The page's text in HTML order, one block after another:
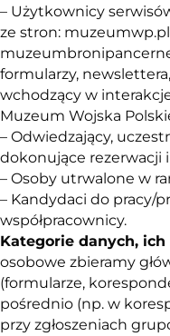
– Użytkownicy
ze stron:
formularzy,
wchodzący w
Muzeum Wojska
– Odwiedzający,
dokonujące rezerwacji
– Osoby utrwalone w
– Kandydaci do pracy/
współpracownicy.
Kategorie danych, ich
osobowe zbieramy
(formularze,
pośrednio (np. w
przy zgłoszeniach